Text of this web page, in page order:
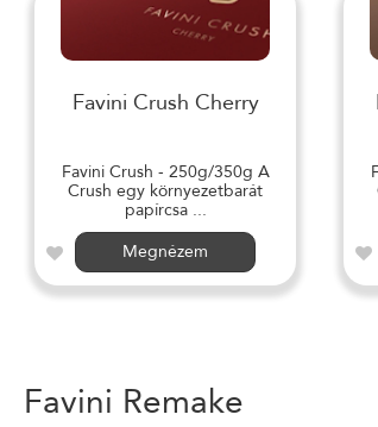
Favini Crush Cherry
Favini Crush - 250g/350g A
Crush egy környezetbarát
papírcsa ...
Megnézem
Favini Remake